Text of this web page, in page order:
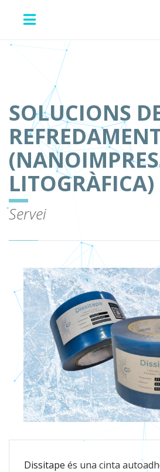
SOLUCIONS
LITOGRÀFICA)
Servei
Dissitape és una cinta